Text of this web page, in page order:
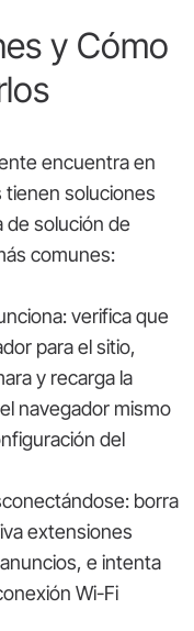
y Cómo
encuentra en
tienen soluciones
de solución de
comunes:
verifica que
para el sitio,
y recarga la
navegador mismo
del
borra
extensiones
e intenta
Wi-Fi